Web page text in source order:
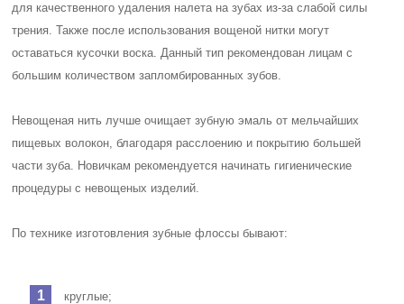
для качественного удаления налета на зубах из-за слабой силы
трения. Также после использования вощеной нитки могут
оставаться кусочки воска. Данный тип рекомендован лицам с
большим количеством запломбированных зубов.
Невощеная нить лучше очищает зубную эмаль от мельчайших
пищевых волокон, благодаря расслоению и покрытию большей
части зуба. Новичкам рекомендуется начинать гигиенические
процедуры с невощеных изделий.
По технике изготовления зубные флоссы бывают:
круглые;